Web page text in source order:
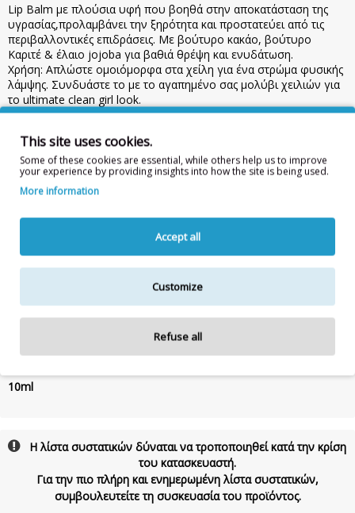
Lip Balm με πλούσια υφή που βοηθά στην αποκατάσταση της
υγρασίας,προλαμβάνει την ξηρότητα και προστατεύει από τις
περιβαλλοντικές επιδράσεις. Με βούτυρο κακάο, βούτυρο
Καριτέ & έλαιο jojoba για βαθιά θρέψη και ενυδάτωση.
Χρήση: Απλώστε ομοιόμορφα στα χείλη για ένα στρώμα φυσικής
λάμψης. Συνδυάστε το με το αγαπημένο σας μολύβι χειλιών για
το ultimate clean girl look.
Άρωμα: Bueno
Συστατικά:
POLYBUTENE,BIS-DIGLYCERYL POLYACYLADIPATE-
2,CAPRYLIC / CAPRIC TRIGLYCERIDES,HYDROGENATED
BUTTER,SIMMONDSIA CHINENSIS (JOJOBA) SEED
OIL,THEOBROMA CACAO (COCOA) SEED BUTTER,SUCROSE
TETRASTEARATE TRIACETATE,POLYGLYCERYL-2 ISOSTEARATE/
DIMER DILINOLEATE
COPOLYMER,POLYETHYLENE,MICROCRYSTALLINE
WAX,AROMA,PENTAERYTHRITYL TETRA-DI-T-BUTYL
HYDROXYHYDROCINNAMATE,ISOPROPYL TITANIUM
TRIISOSTEARATE,BENZALDEHYDE,SYNTHETIC WAX,TITANIUM
10ml
Η λίστα συστατικών δύναται να τροποποιηθεί κατά την κρίση
του κατασκευαστή.
Για την πιο πλήρη και ενημερωμένη λίστα συστατικών,
συμβουλευτείτε τη συσκευασία του προϊόντος.
This site uses cookies.
Some of these cookies are essential, while others help us to improve
your experience by providing insights into how the site is being used.
More information
Accept all
Customize
Refuse all